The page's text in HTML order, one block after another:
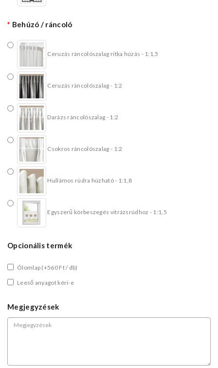
Behúzó / ráncoló
Ceruzás ráncolószalag ritka húzás - 1:1,5
Ceruzás ráncolószalag - 1:2
Darázs ráncolószalag - 1:2
Csokros ráncolószalag - 1:2
Hullámos rúdra húzható - 1:1,8
Egyszerű körbeszegés vitrázsrúdhoz - 1:1,5
Opcionális termék
Ólomlap (+560 Ft / db)
Leeső anyagot kéri-e
Megjegyzések